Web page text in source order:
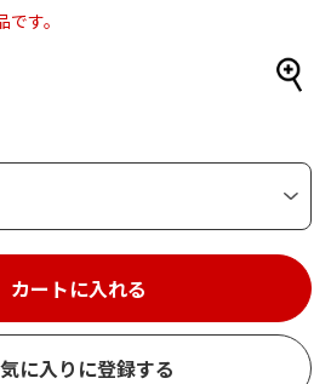
す。
カートに入れる
に入りに登録する